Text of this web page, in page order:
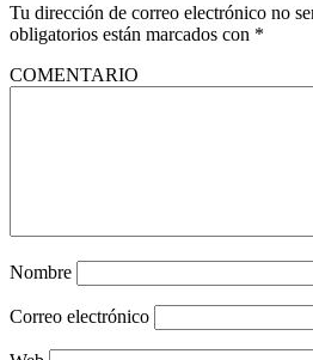
Tu dirección de correo electrónico no
obligatorios están marcados con *
COMENTARIO
Nombre
Correo electrónico